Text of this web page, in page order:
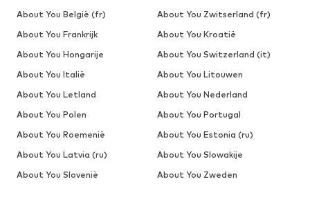
About You België (fr)
About You Zwitserland (fr)
About You Frankrijk
About You Kroatië
About You Hongarije
About You Switzerland (it)
About You Italië
About You Litouwen
About You Letland
About You Nederland
About You Polen
About You Portugal
About You Roemenië
About You Estonia (ru)
About You Latvia (ru)
About You Slowakije
About You Slovenië
About You Zweden